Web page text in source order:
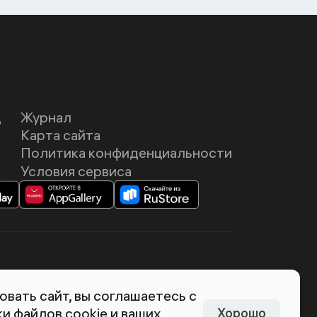
сайт, вы соглашаетесь с
файлов cookie и ваших Хорошо
Журнал
Карта сайта
Политика конфиденциальности
Условия сервиса
Лебедева